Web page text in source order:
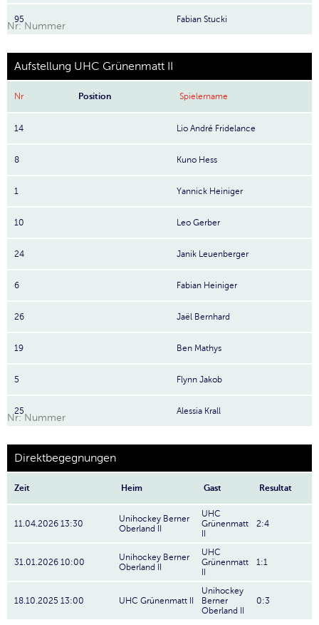
95 Fabian Stucki
Nr: Nummer
Aufstellung UHC Grünenmatt II
Nr Position Spielername
14 Lio André Fridelance
8 Kuno Hess
1 Yannick Heiniger
10 Leo Gerber
24 Janik Leuenberger
6 Fabian Heiniger
26 Jaël Bernhard
19 Ben Mathys
5 Flynn Jakob
25 Alessia Krall
Nr: Nummer
Direktbegegnungen
Zeit Heim Gast Resultat
11.04.2026 13:30
Unihockey Berner
Oberland II
UHC
Grünenmatt
2:4
31.01.2026 10:00
Unihockey Berner
Oberland II
UHC
Grünenmatt
1:1
18.10.2025 13:00 UHC Grünenmatt II
Unihockey
Berner
Oberland II
0:3